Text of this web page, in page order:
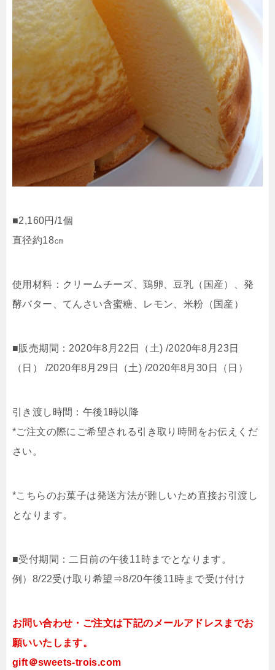
■2,160円/1個
直径約18㎝
使用材料：クリームチーズ、鶏卵、豆乳（国産）、発
酵バター、てんさい含蜜糖、レモン、米粉（国産）
■販売期間：2020年8月22日（土) /2020年8月23日
（日） /2020年8月29日（土) /2020年8月30日（日）
引き渡し時間：午後1時以降
*ご注文の際にご希望される引き取り時間をお伝えくだ
さい。
*こちらのお菓子は発送方法が難しいため直接お引渡し
となります。
■受付期間：二日前の午後11時までとなります。
例）8/22受け取り希望⇒8/20午後11時まで受け付け
お問い合わせ・ご注文は下記のメールアドレスまでお
願いいたします。
gift＠sweets-trois.com